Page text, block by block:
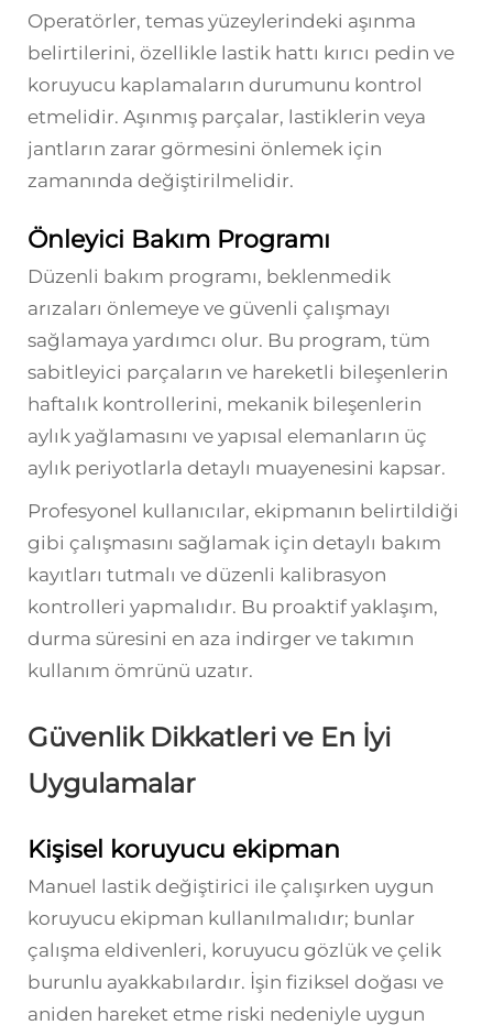
Operatörler, temas yüzeylerindeki aşınma
belirtilerini, özellikle lastik hattı kırıcı pedin ve
koruyucu kaplamaların durumunu kontrol
etmelidir. Aşınmış parçalar, lastiklerin veya
jantların zarar görmesini önlemek için
zamanında değiştirilmelidir.
Önleyici Bakım Programı
Düzenli bakım programı, beklenmedik
arızaları önlemeye ve güvenli çalışmayı
sağlamaya yardımcı olur. Bu program, tüm
sabitleyici parçaların ve hareketli bileşenlerin
haftalık kontrollerini, mekanik bileşenlerin
aylık yağlamasını ve yapısal elemanların üç
aylık periyotlarla detaylı muayenesini kapsar.
Profesyonel kullanıcılar, ekipmanın belirtildiği
gibi çalışmasını sağlamak için detaylı bakım
kayıtları tutmalı ve düzenli kalibrasyon
kontrolleri yapmalıdır. Bu proaktif yaklaşım,
durma süresini en aza indirger ve takımın
kullanım ömrünü uzatır.
Güvenlik Dikkatleri ve En İyi
Uygulamalar
Kişisel koruyucu ekipman
Manuel lastik değiştirici ile çalışırken uygun
koruyucu ekipman kullanılmalıdır; bunlar
çalışma eldivenleri, koruyucu gözlük ve çelik
burunlu ayakkabılardır. İşin fiziksel doğası ve
aniden hareket etme riski nedeniyle uygun